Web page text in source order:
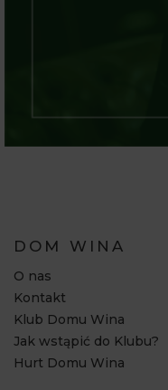
DOM WINA
O nas
Kontakt
Klub Domu Wina
Jak wstąpić do Klubu?
Hurt Domu Wina